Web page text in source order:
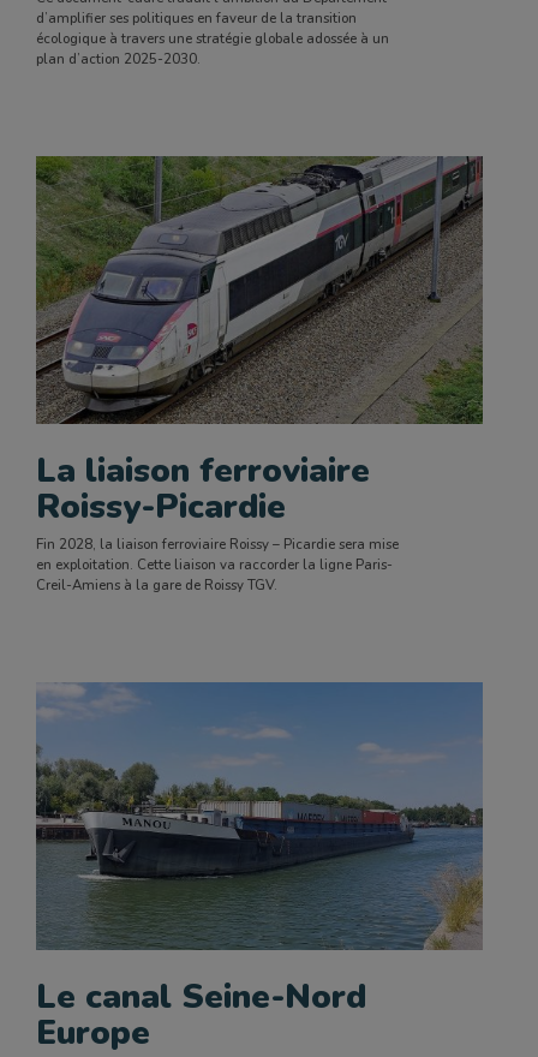
d’amplifier ses politiques en faveur de la transition
écologique à travers une stratégie globale adossée à un
plan d’action 2025-2030.
La liaison ferroviaire
Roissy-Picardie
Fin 2028, la liaison ferroviaire Roissy – Picardie sera mise
en exploitation. Cette liaison va raccorder la ligne Paris-
Creil-Amiens à la gare de Roissy TGV.
Le canal Seine-Nord
Europe